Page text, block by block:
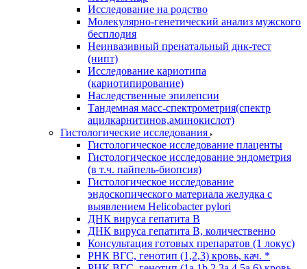
Исследование на родство
Молекулярно-генетический анализ мужского
бесплодия
Неинвазивный пренатальный днк-тест
(нипт)
Исследование кариотипа
(кариотипирование)
Наследственные эпилепсии
Тандемная масс-спектрометрия(спектр
ацилкарнитинов,аминокислот)
Гистологические исследования
Гистологическое исследование плаценты
Гистологическое исследование эндометрия
(в т.ч. пайпель-биопсия)
Гистологическое исследование
эндоскопического материала желудка с
выявлением Helicobacter pylori
ДНК вируса гепатита B
ДНК вируса гепатита B, количественно
Консультация готовых препаратов (1 локус)
РНК ВГC, генотип (1,2,3) кровь, кач. *